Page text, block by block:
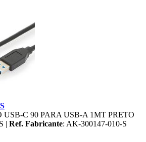
C 90 PARA USB-A 1MT PRETO
| Ref. Fabricante: AK-300147-010-S